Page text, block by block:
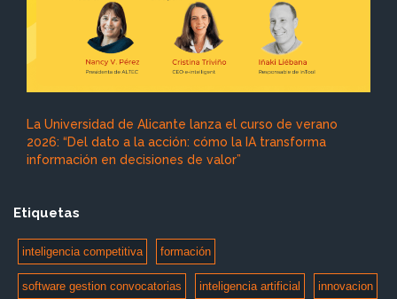
La Universidad de Alicante lanza el curso de verano
2026: “Del dato a la acción: cómo la IA transforma
información en decisiones de valor”
Etiquetas
inteligencia competitiva formación
software gestion convocatorias inteligencia artificial innovacion